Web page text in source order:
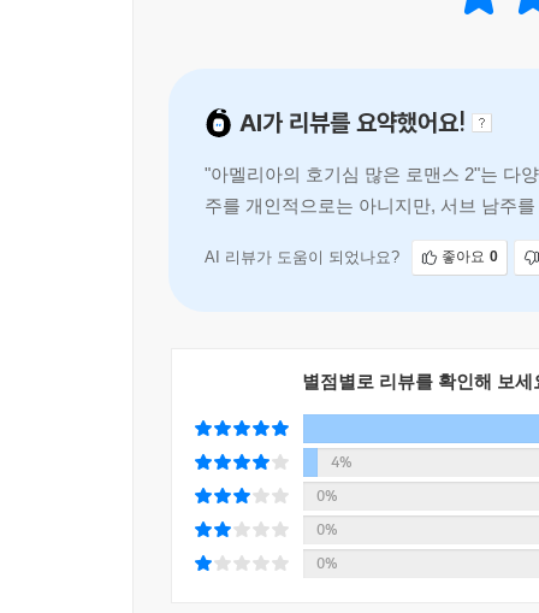
AI가 리뷰를 요약했어요!
"아멜리아의 호기심 많은 로맨스 2"는 다
주를 개인적으로는 아니지만, 서브 남주
별점별로 리뷰를 확인해 보세
4%
0%
0%